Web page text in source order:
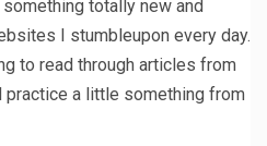
totally new and
I stumbleupon every day.
to read through articles from
practice a little something from